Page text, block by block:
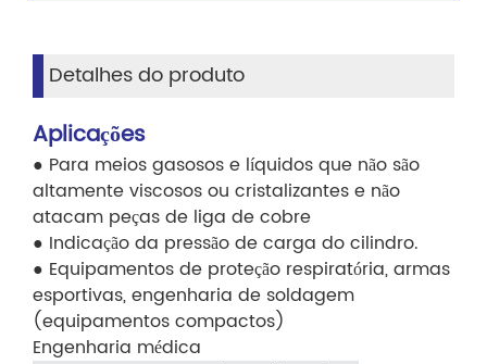
Detalhes do produto
Aplicações
● Para meios gasosos e líquidos que não são
altamente viscosos ou cristalizantes e não
atacam peças de liga de cobre
● Indicação da pressão de carga do cilindro.
● Equipamentos de proteção respiratória, armas
esportivas, engenharia de soldagem
(equipamentos compactos)
Engenharia médica